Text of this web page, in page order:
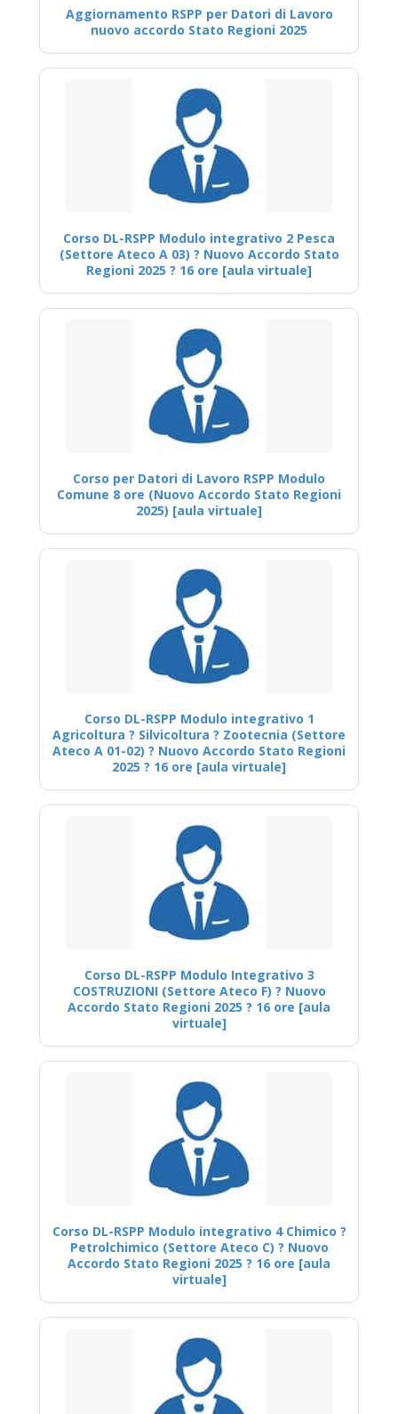
Aggiornamento RSPP per Datori di Lavoro
nuovo accordo Stato Regioni 2025
Corso DL-RSPP Modulo integrativo 2 Pesca
(Settore Ateco A 03) ? Nuovo Accordo Stato
Regioni 2025 ? 16 ore [aula virtuale]
Corso per Datori di Lavoro RSPP Modulo
Comune 8 ore (Nuovo Accordo Stato Regioni
2025) [aula virtuale]
Corso DL-RSPP Modulo integrativo 1
Agricoltura ? Silvicoltura ? Zootecnia (Settore
Ateco A 01-02) ? Nuovo Accordo Stato Regioni
2025 ? 16 ore [aula virtuale]
Corso DL-RSPP Modulo Integrativo 3
COSTRUZIONI (Settore Ateco F) ? Nuovo
Accordo Stato Regioni 2025 ? 16 ore [aula
virtuale]
Corso DL-RSPP Modulo integrativo 4 Chimico ?
Petrolchimico (Settore Ateco C) ? Nuovo
Accordo Stato Regioni 2025 ? 16 ore [aula
virtuale]